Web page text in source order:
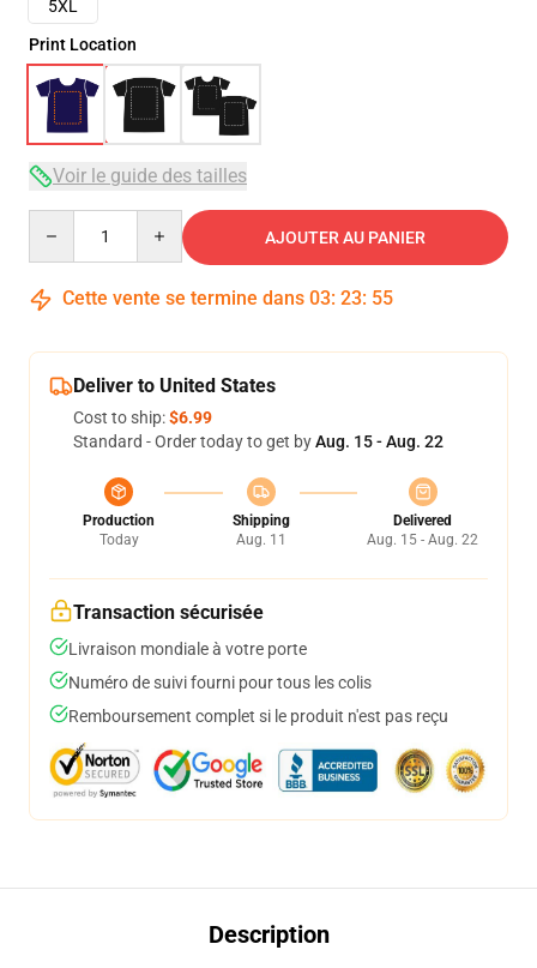
5XL
Print Location
Voir le guide des tailles
AJOUTER AU PANIER
Cette vente se termine dans 03: 23: 54
Deliver to United States
Cost to ship:$6.99
Standard - Order today to get byAug. 15 - Aug. 22
Production
Today
Shipping
Aug. 11
Delivered
Aug. 15 - Aug. 22
Transaction sécurisée
Livraison mondiale à votre porte
Numéro de suivi fourni pour tous les colis
Remboursement complet si le produit n'est pas reçu
Description